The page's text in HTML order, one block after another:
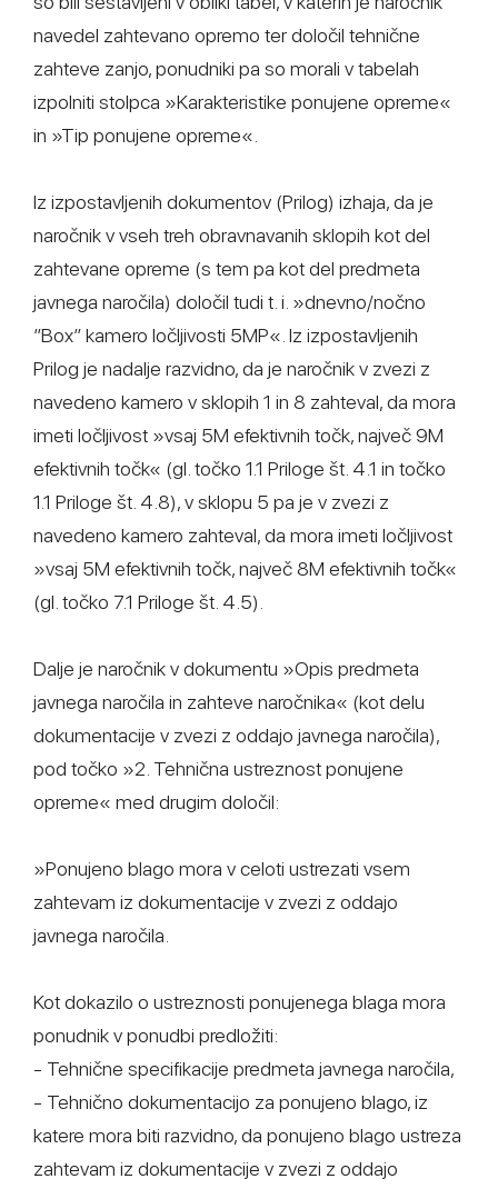
navedel zahtevano opremo ter določil tehnične
zahteve zanjo, ponudniki pa so morali v tabelah
izpolniti stolpca »Karakteristike ponujene opreme«
in »Tip ponujene opreme«.
Iz izpostavljenih dokumentov (Prilog) izhaja, da je
naročnik v vseh treh obravnavanih sklopih kot del
zahtevane opreme (s tem pa kot del predmeta
javnega naročila) določil tudi t. i. »dnevno/nočno
″Box″ kamero ločljivosti 5MP«. Iz izpostavljenih
Prilog je nadalje razvidno, da je naročnik v zvezi z
navedeno kamero v sklopih 1 in 8 zahteval, da mora
imeti ločljivost »vsaj 5M efektivnih točk, največ 9M
efektivnih točk« (gl. točko 1.1 Priloge št. 4.1 in točko
1.1 Priloge št. 4.8), v sklopu 5 pa je v zvezi z
navedeno kamero zahteval, da mora imeti ločljivost
»vsaj 5M efektivnih točk, največ 8M efektivnih točk«
(gl. točko 7.1 Priloge št. 4.5).
Dalje je naročnik v dokumentu »Opis predmeta
javnega naročila in zahteve naročnika« (kot delu
dokumentacije v zvezi z oddajo javnega naročila),
pod točko »2. Tehnična ustreznost ponujene
opreme« med drugim določil:
»Ponujeno blago mora v celoti ustrezati vsem
zahtevam iz dokumentacije v zvezi z oddajo
javnega naročila.
Kot dokazilo o ustreznosti ponujenega blaga mora
ponudnik v ponudbi predložiti:
- Tehnične specifikacije predmeta javnega naročila,
- Tehnično dokumentacijo za ponujeno blago, iz
katere mora biti razvidno, da ponujeno blago ustreza
zahtevam iz dokumentacije v zvezi z oddajo